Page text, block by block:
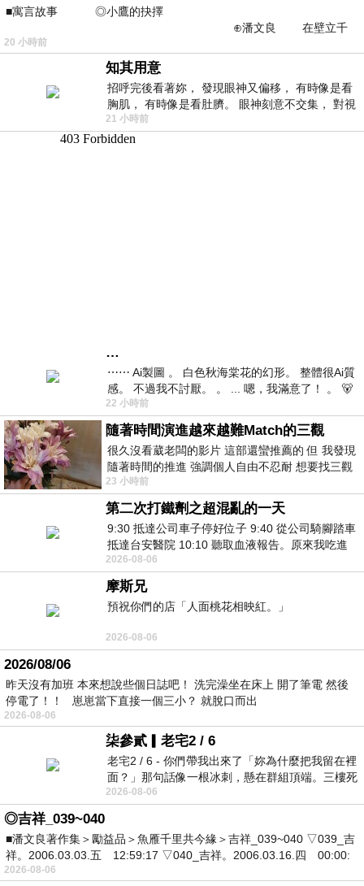
■寓言故事 ◎小鷹的抉擇
⊕潘文良 在壁立千
仞的懸崖上，有一座遮天蔽
20 小時前
知其用意
招呼完後看著妳， 發現眼神又偏移， 有時像是看
胸肌， 有時像是看肚臍。 眼神刻意不交集， 對視
視線不對齊， 讓我很難不
21 小時前
…
⋯⋯ Ai製圖 。 白色秋海棠花的幻形。 整體很Ai質
感。 不過我不討厭。 。 ... 嗯，我滿意了！ 。 🐻
昨中
22 小時前
隨著時間演進越來越難Match的三觀
很久沒看葳老闆的影片 這部還蠻推薦的 但 我發現
隨著時間的推進 強調個人自由不忍耐 想要找三觀
接近的不要說對象 連朋友都超
23 小時前
第二次打鐵劑之超混亂的一天
9:30 抵達公司車子停好位子 9:40 從公司騎腳踏車
抵達台安醫院 10:10 聽取血液報告。原來我吃進
去的 B12 彌可保並非沒有吸收而是超
2026-08-06
摩斯兄
預祝你們的店「人面桃花相映紅。」
2026-08-06
2026/08/06
昨天沒有加班 本來想說些個日誌吧！ 洗完澡坐在床上 開了筆電 然後
停電了！！ 崽崽當下直接一個三小？ 就脫口而出
2026-08-06
柒參貳▎老宅2 / 6
老宅2 / 6 - 你們帶我出來了「妳為什麼把我留在裡
面？」那句話像一根冰刺，懸在群組頂端。三樓死
死盯著照片裡的人。那個人確實站在
2026-08-06
◎吉祥_039~040
■潘文良著作集＞勵益品＞魚雁千里共今緣＞吉祥_039~040 ▽039_吉
祥。2006.03.03.五 12:59:17 ▽040_吉祥。2006.03.16.四 00:00:
2026-08-06